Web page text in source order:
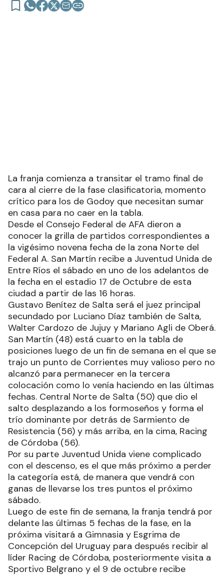
La franja comienza a transitar el tramo final de
cara al cierre de la fase clasificatoria, momento
crítico para los de Godoy que necesitan sumar
en casa para no caer en la tabla.
Desde el Consejo Federal de AFA dieron a
conocer la grilla de partidos correspondientes a
la vigésimo novena fecha de la zona Norte del
Federal A. San Martín recibe a Juventud Unida de
Entre Ríos el sábado en uno de los adelantos de
la fecha en el estadio 17 de Octubre de esta
ciudad a partir de las 16 horas.
Gustavo Benítez de Salta será el juez principal
secundado por Luciano Díaz también de Salta,
Walter Cardozo de Jujuy y Mariano Agli de Oberá.
San Martín (48) está cuarto en la tabla de
posiciones luego de un fin de semana en el que se
trajo un punto de Corrientes muy valioso pero no
alcanzó para permanecer en la tercera
colocación como lo venía haciendo en las últimas
fechas. Central Norte de Salta (50) que dio el
salto desplazando a los formoseños y forma el
trío dominante por detrás de Sarmiento de
Resistencia (56) y más arriba, en la cima, Racing
de Córdoba (56).
Por su parte Juventud Unida viene complicado
con el descenso, es el que más próximo a perder
la categoría está, de manera que vendrá con
ganas de llevarse los tres puntos el próximo
sábado.
Luego de este fin de semana, la franja tendrá por
delante las últimas 5 fechas de la fase, en la
próxima visitará a Gimnasia y Esgrima de
Concepción del Uruguay para después recibir al
líder Racing de Córdoba, posteriormente visita a